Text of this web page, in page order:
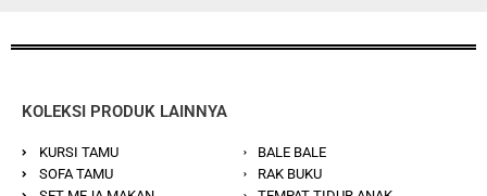
KOLEKSI PRODUK LAINNYA
KURSI TAMU
SOFA TAMU
BALE BALE
RAK BUKU